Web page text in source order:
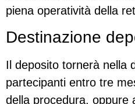
piena operatività della
Destinazione
Il deposito tornerà nella
partecipanti entro tre
della procedura, oppure